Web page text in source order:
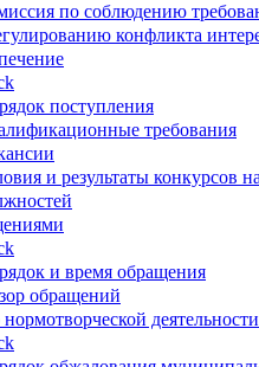
по соблюдению
конфликта
поступления
требования
и результаты конкурсов
и время обращения
обращений
деятельности